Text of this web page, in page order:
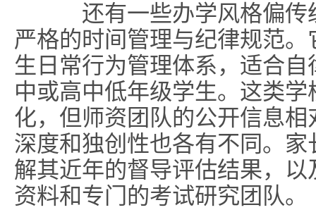
还有一些办学风格偏传
严格的时间管理与纪律规范
生日常行为管理体系，适合
中或高中低年级学生。这类
化，但师资团队的公开信息
深度和独创性也各有不同。
解其近年的督导评估结果，
资料和专门的考试研究团队。